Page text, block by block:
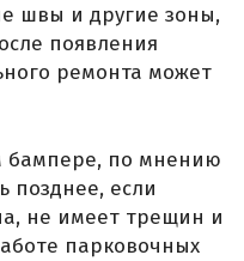
швы и другие зоны,
появления
ремонта может
бампере, по мнению
позднее, если
не имеет трещин и
парковочных